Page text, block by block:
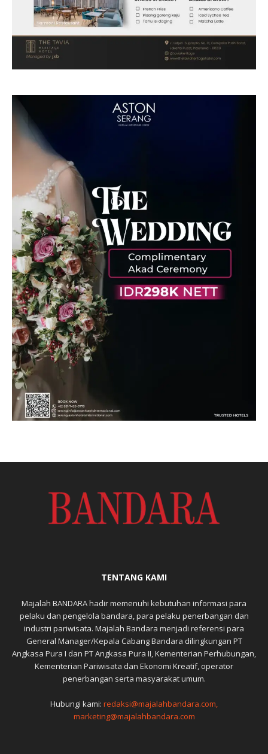
TENTANG KAMI
Majalah BANDARA hadir memenuhi kebutuhan informasi para
pelaku dan pengelola bandara, para pelaku penerbangan dan
industri pariwisata. Majalah Bandara menjadi referensi para
General Manager/Kepala Cabang Bandara dilingkungan PT
Angkasa Pura I dan PT Angkasa Pura II, Kementerian Perhubungan,
Kementerian Pariwisata dan Ekonomi Kreatif, operator
penerbangan serta masyarakat umum.
Hubungi kami: redaksi@majalahbandara.com,
marketing@majalahbandara.com